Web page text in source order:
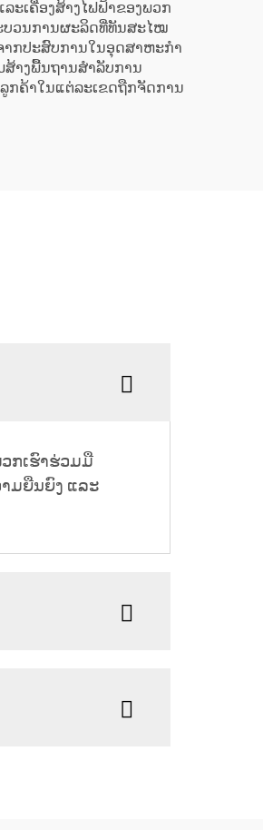
ະເຄື່ອງສ້າງໄຟຟ້າຂອງພວກ
ະບວນການຜະລິດທີ່ທັນສະໄໝ
າກປະສົບການໃນອຸດສາຫະກຳ
ສ້າງພື້ນຖານສຳລັບການ
ຄ້າໃນແຕ່ລະເຂດຖືກຈັດການ
ກເຮົາຮ່ວມມື
ມຍືນຍົງ ແລະ